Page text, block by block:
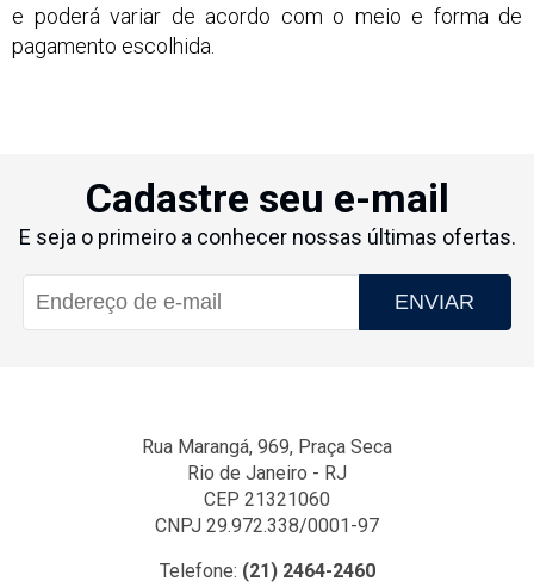
e poderá variar de acordo com o meio e forma de
pagamento escolhida.
Cadastre seu e-mail
E seja o primeiro a conhecer nossas últimas ofertas.
ENVIAR
Rua Marangá, 969, Praça Seca
Rio de Janeiro - RJ
CEP 21321060
CNPJ 29.972.338/0001-97
Telefone: (21) 2464-2460